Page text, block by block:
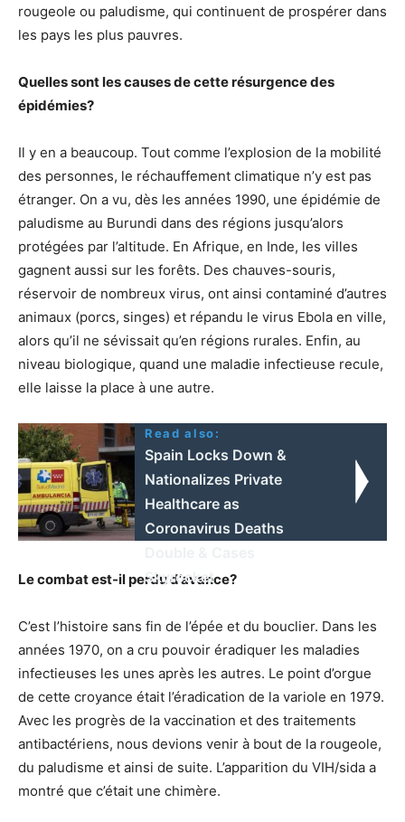
rougeole ou paludisme, qui continuent de prospérer dans
les pays les plus pauvres.
Quelles sont les causes de cette résurgence des
épidémies?
Il y en a beaucoup. Tout comme l’explosion de la mobilité
des personnes, le réchauffement climatique n’y est pas
étranger. On a vu, dès les années 1990, une épidémie de
paludisme au Burundi dans des régions jusqu’alors
protégées par l’altitude. En Afrique, en Inde, les villes
gagnent aussi sur les forêts. Des chauves-souris,
réservoir de nombreux virus, ont ainsi contaminé d’autres
animaux (porcs, singes) et répandu le virus Ebola en ville,
alors qu’il ne sévissait qu’en régions rurales. Enfin, au
niveau biologique, quand une maladie infectieuse recule,
elle laisse la place à une autre.
Read also:
Spain Locks Down &
Nationalizes Private
Healthcare as
Coronavirus Deaths
Skyrocket
Le combat est-il perdu d’avance?
C’est l’histoire sans fin de l’épée et du bouclier. Dans les
années 1970, on a cru pouvoir éradiquer les maladies
infectieuses les unes après les autres. Le point d’orgue
de cette croyance était l’éradication de la variole en 1979.
Avec les progrès de la vaccination et des traitements
antibactériens, nous devions venir à bout de la rougeole,
du paludisme et ainsi de suite. L’apparition du VIH/sida a
montré que c’était une chimère.